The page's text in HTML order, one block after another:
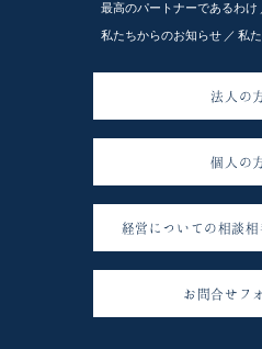
最高のパートナーであるわけ
私たちからのお知らせ 私
法人の
個人の
経営についての相談
お問合せフ